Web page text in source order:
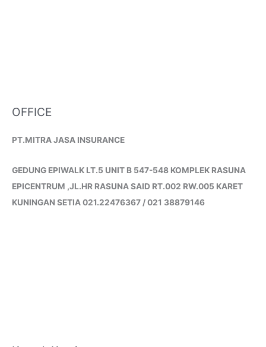
OFFICE
PT.MITRA JASA INSURANCE
GEDUNG EPIWALK LT.5 UNIT B 547-548 KOMPLEK RASUNA
EPICENTRUM ,JL.HR RASUNA SAID RT.002 RW.005 KARET
KUNINGAN SETIA 021.22476367 / 021 38879146